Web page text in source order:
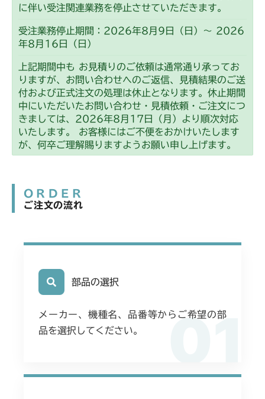
ミッション FIG9 デフシフト
ミッション FIG9 デフシフト
ミッション FIG7 PTO
ミッション FIG9 デフシフト
CMX2502
ミッション FIG7 PTO
ミッション FIG9 デフシフト
CMX2504
ミッション FIG7 PTO
ミッション FIG9 デフシフト
CMX2506RC
ミッション FIG7 PTO
CMX2506YC/YCV/YCS
ミッション FIG9 デフシフト
ミッション FIG7 PTO
に伴い受注関連業務を停止させていただきます。
受注業務停止期間：2026年8月9日（日）～ 2026
年8月16日（日）
上記期間中も お見積りのご依頼は通常通り承ってお
りますが、お問い合わせへのご返信、見積結果のご送
付および正式注文の処理は休止となります。休止期間
中にいただいたお問い合わせ・見積依頼・ご注文につ
きましては、2026年8月17日（月）より順次対応
いたします。 お客様にはご不便をおかけいたします
が、何卒ご理解賜りますようお願い申し上げます。
ORDER
ご注文の流れ
01
部品の選択
メーカー、機種名、品番等からご希望の部
品を選択してください。